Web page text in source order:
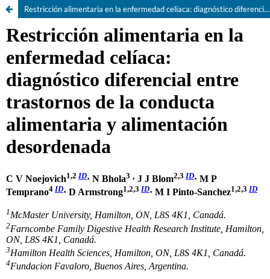
Restricción alimentaria en la enfermedad celíaca: diagnóstico diferencial entre trastornos de la conducta alimentaria y alimentación desordenada